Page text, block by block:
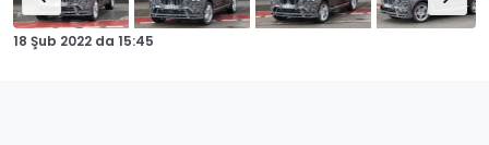
18 Şub 2022 da 15:45